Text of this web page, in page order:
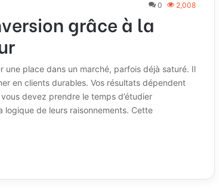
0 2,008
grâce à la
place dans un marché, parfois déjà saturé. Il
en clients durables. Vos résultats dépendent
devez prendre le temps d’étudier
logique de leurs raisonnements. Cette